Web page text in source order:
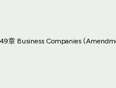
Business Companies